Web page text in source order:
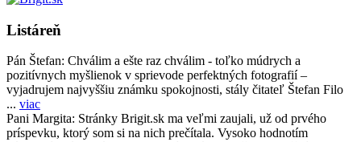
Listáreň
Pán Štefan: Chválim a ešte raz chválim - toľko múdrych a
pozitívnych myšlienok v sprievode perfektných fotografií –
vyjadrujem najvyššiu známku spokojnosti, stály čitateľ Štefan Filo
... viac
Pani Margita: Stránky Brigit.sk ma veľmi zaujali, už od prvého
príspevku, ktorý som si na nich prečítala. Vysoko hodnotím